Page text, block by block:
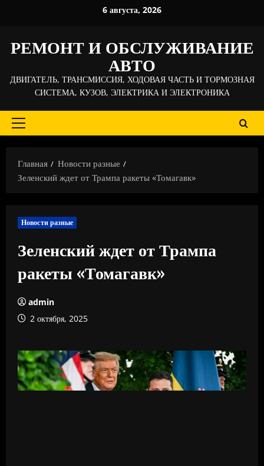
6 августа, 2026
РЕМОНТ И ОБСЛУЖИВАНИЕ
АВТО
ДВИГАТЕЛЬ, ТРАНСМИССИЯ, ХОДОВАЯ ЧАСТЬ И ТОРМОЗНАЯ
СИСТЕМА, КУЗОВ, ЭЛЕКТРИКА И ЭЛЕКТРОНИКА
Основное
Главная
Новости разные
Зеленский ждет от Трампа ракеты «Томагавк»
Новости разные
Зеленский ждет от Трампа
ракеты «Томагавк»
admin
2 октября, 2025